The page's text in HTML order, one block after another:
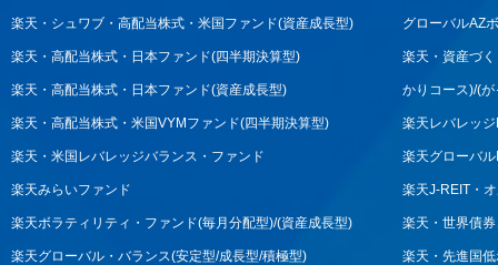
楽天・シュワブ・高配当株式・米国ファンド(資産成長型)
楽天・高配当株式・日本ファンド(四半期決算型)
楽天・高配当株式・日本ファンド(資産成長型)
楽天・高配当株式・米国VYMファンド(四半期決算型)
楽天・米国レバレッジバランス・ファンド
楽天みらいファンド
楽天ボラティリティ・ファンド(毎月分配型)/(資産成長型)
楽天グローバル・バランス(安定型/成長型/積極型)
グローバルAZ
楽天・資産づ
かりコース)/(
楽天レバレッ
楽天グローバ
楽天J-REIT・
楽天・世界債
楽天・先進国